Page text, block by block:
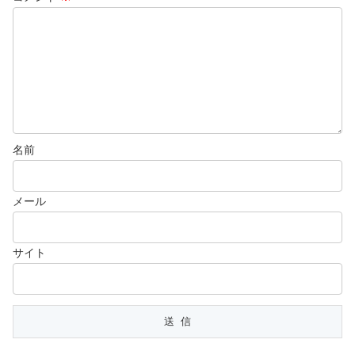
名前
メール
サイト